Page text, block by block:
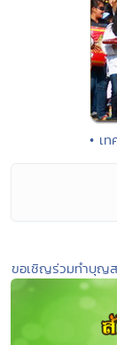
• เ
ขอเชิญร่วมทำบุญ